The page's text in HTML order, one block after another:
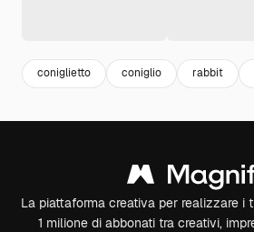
coniglietto coniglio rabbit
La piattaforma creativa per realizzare i
1 milione di abbonati tra creativi,